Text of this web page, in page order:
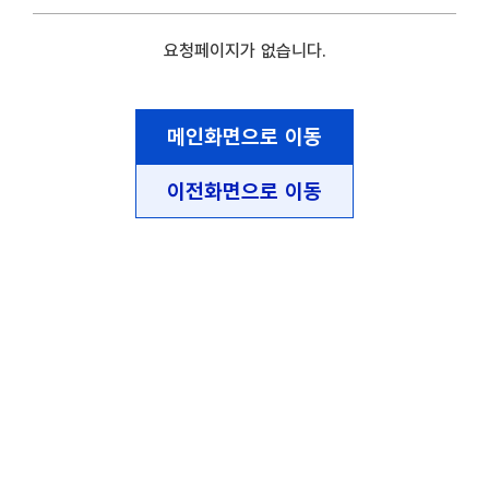
요청페이지가 없습니다.
메인화면으로 이동
이전화면으로 이동